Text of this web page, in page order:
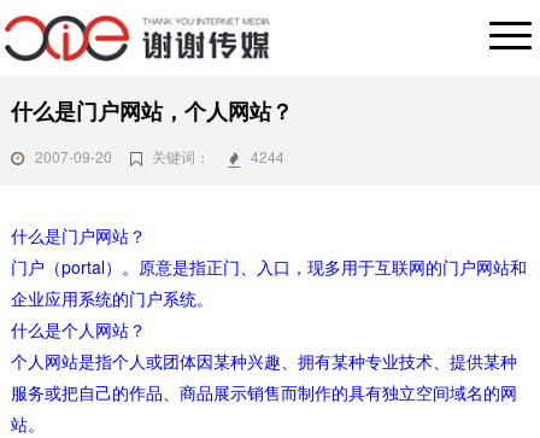
什么是门户网站，个人网站？
2007-09-20 关键词： 4244
什么是门户网站？
门户（portal）。原意是指正门、入口，现多用于互联网的门户网站和
企业应用系统的门户系统。
什么是个人网站？
个人网站是指个人或团体因某种兴趣、拥有某种专业技术、提供某种
服务或把自己的作品、商品展示销售而制作的具有独立空间域名的网
站。